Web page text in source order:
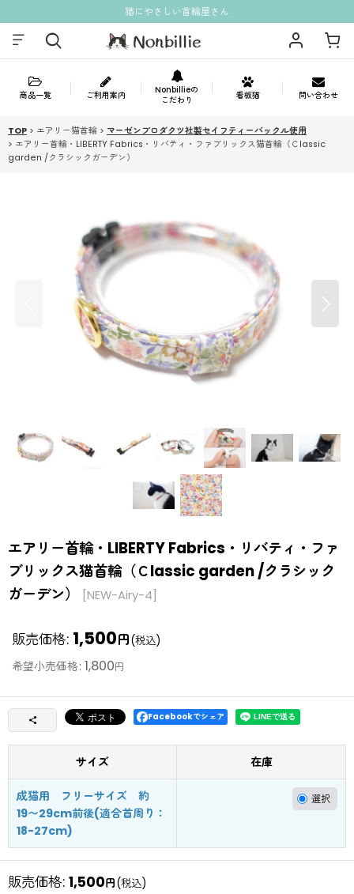
猫にやさしい首輪屋さん
商品一覧 ご利用案内
Nonbillieの
こだわり
看板猫 問い合わせ
TOP > エアリー猫首輪 > マーゼンプロダクツ社製セイフティーバックル使用
> エアリー首輪・LIBERTY Fabrics・リバティ・ファブリックス猫首輪（Ｃlassic
garden /クラシックガーデン）
エアリー首輪・LIBERTY Fabrics・リバティ・ファ
ブリックス猫首輪（Ｃlassic garden /クラシック
ガーデン）
[NEW-Airy-4]
販売価格: 1,500円(税込)
希望小売価格: 1,800円
Facebookでシェア
サイズ 在庫
成猫用 フリーサイズ 約
19〜29cm前後(適合首周り：
18-27cm)
販売価格: 1,500円(税込)